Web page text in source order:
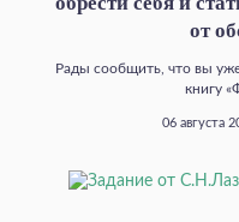
от
Рады сообщить, что вы
книгу
06 августа